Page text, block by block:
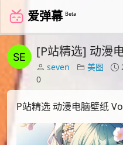
爱弹幕 Beta
[P站精选] 动漫
seven 美图
0
P站精选 动漫电脑壁纸